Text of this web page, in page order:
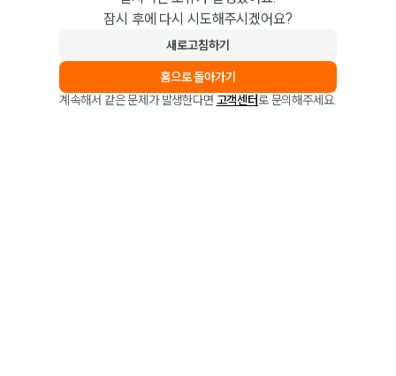
잠시 후에 다시 시도해주시겠어요?
새로고침하기
홈으로 돌아가기
계속해서 같은 문제가 발생한다면 고객센터로 문의해주세요.